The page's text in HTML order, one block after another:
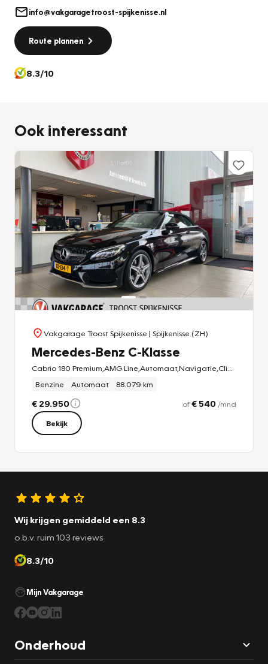
info@vakgaragetroost-spijkenisse.nl
Route plannen
8.3/10
Ook interessant
Vakgarage Troost Spijkenisse | Spijkenisse (ZH)
Mercedes-Benz C-Klasse
Benzine
Automaat 88.079 km
€ 29.950 of€ 540 /mnd
Bekijk
Wij krijgen gemiddeld een 8.3
o.b.v. ruim 103 reviews
8.3/10
Mijn Vakgarage
Onderhoud